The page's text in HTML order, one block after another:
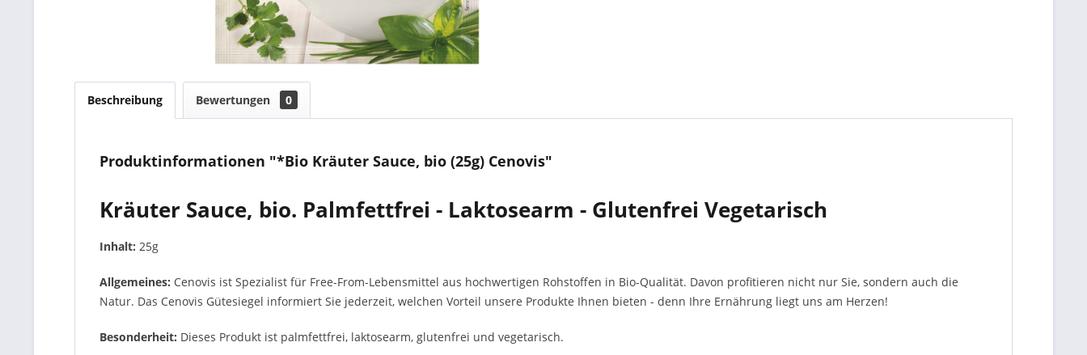
Beschreibung Bewertungen 0
Produktinformationen "*Bio Kräuter Sauce, bio (25g) Cenovis"
Kräuter Sauce, bio. Palmfettfrei - Laktosearm - Glutenfrei Vegetarisch
Inhalt: 25g
Allgemeines: Cenovis ist Spezialist für Free-From-Lebensmittel aus hochwertigen Rohstoffen in Bio-Qualität. Davon profitieren nicht nur Sie, sondern auch die
Natur. Das Cenovis Gütesiegel informiert Sie jederzeit, welchen Vorteil unsere Produkte Ihnen bieten - denn Ihre Ernährung liegt uns am Herzen!
Besonderheit: Dieses Produkt ist palmfettfrei, laktosearm, glutenfrei und vegetarisch.